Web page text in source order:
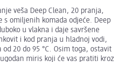
veša Deep Clean, 20 pranja,
omiljenih komada odjeće. Deep
u vlakna i daje savršene
i kod pranja u hladnoj vodi,
20 do 95 °C. Osim toga, ostavit
miris koji će vas pratiti kroz